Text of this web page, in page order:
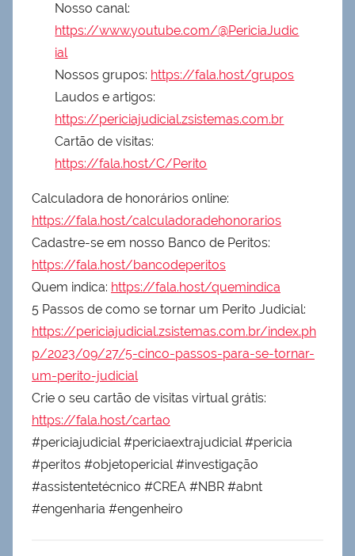
Nosso canal:
https://www.youtube.com/@PericiaJudic
ial
Nossos grupos: https://fala.host/grupos
Laudos e artigos:
https://periciajudicial.zsistemas.com.br
Cartão de visitas:
https://fala.host/C/Perito
Calculadora de honorários online:
https://fala.host/calculadoradehonorarios
Cadastre-se em nosso Banco de Peritos:
https://fala.host/bancodeperitos
Quem indica: https://fala.host/quemindica
5 Passos de como se tornar um Perito Judicial:
https://periciajudicial.zsistemas.com.br/index.ph
p/2023/09/27/5-cinco-passos-para-se-tornar-
um-perito-judicial
Crie o seu cartão de visitas virtual grátis:
https://fala.host/cartao
#periciajudicial #periciaextrajudicial #pericia
#peritos #objetopericial #investigação
#assistentetécnico #CREA #NBR #abnt
#engenharia #engenheiro